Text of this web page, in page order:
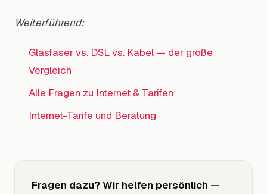
Weiterführend:
Glasfaser vs. DSL vs. Kabel — der große
Vergleich
Alle Fragen zu Internet & Tarifen
Internet-Tarife und Beratung
Fragen dazu? Wir helfen persönlich —